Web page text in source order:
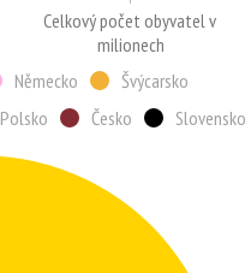
Celkový počet obyvatel v
milionech
Německo
Švýcarsko
Polsko Česko Slovensko